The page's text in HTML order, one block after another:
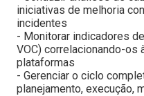
iniciativas de melhoria
incidentes
- Monitorar indicadores
VOC) correlacionando-os
plataformas
- Gerenciar o ciclo
planejamento, execução,